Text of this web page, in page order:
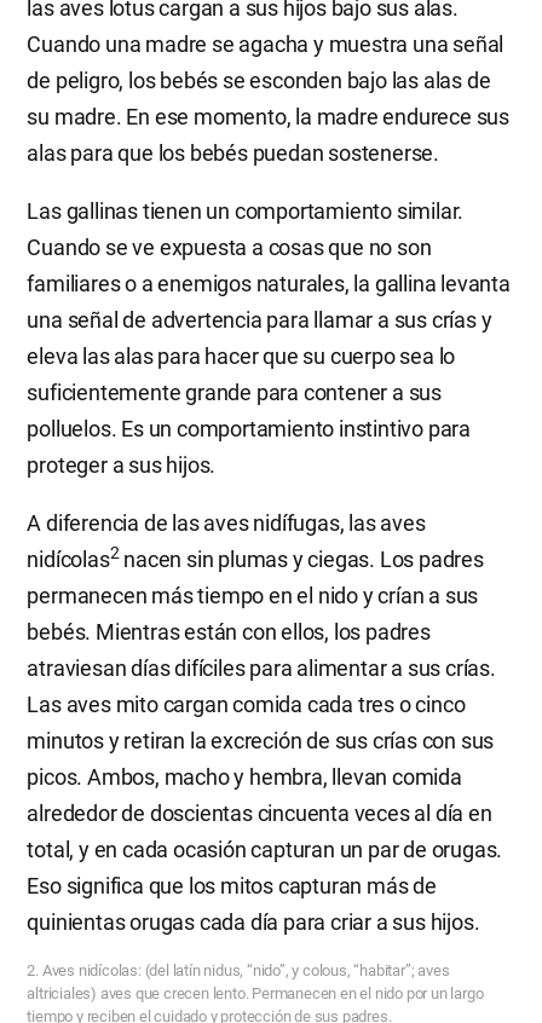
las aves lotus cargan a sus hijos bajo sus alas.
Cuando una madre se agacha y muestra una señal
de peligro, los bebés se esconden bajo las alas de
su madre. En ese momento, la madre endurece sus
alas para que los bebés puedan sostenerse.
Las gallinas tienen un comportamiento similar.
Cuando se ve expuesta a cosas que no son
familiares o a enemigos naturales, la gallina levanta
una señal de advertencia para llamar a sus crías y
eleva las alas para hacer que su cuerpo sea lo
suficientemente grande para contener a sus
polluelos. Es un comportamiento instintivo para
proteger a sus hijos.
A diferencia de las aves nidífugas, las aves
nidícolas2nacen sin plumas y ciegas. Los padres
permanecen más tiempo en el nido y crían a sus
bebés. Mientras están con ellos, los padres
atraviesan días difíciles para alimentar a sus crías.
Las aves mito cargan comida cada tres o cinco
minutos y retiran la excreción de sus crías con sus
picos. Ambos, macho y hembra, llevan comida
alrededor de doscientas cincuenta veces al día en
total, y en cada ocasión capturan un par de orugas.
Eso significa que los mitos capturan más de
quinientas orugas cada día para criar a sus hijos.
2. Aves nidícolas: (del latín nidus, “nido”, y colous, “habitar”; aves
altriciales) aves que crecen lento. Permanecen en el nido por un largo
tiempo y reciben el cuidado y protección de sus padres.